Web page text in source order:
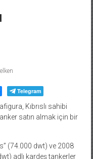
Telegram
Kıbrıslı sahibi
satın almak için bir
(74.000 dwt) ve 2008
adlı kardeş tankerler